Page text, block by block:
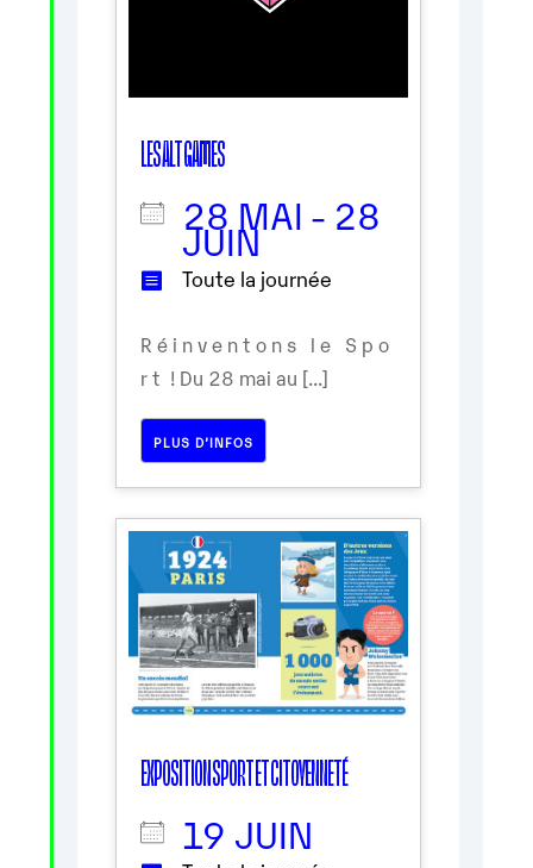
LES ALT GAMES
28 MAI - 28
JUIN
Toute la journée
R é i n v e n t o n s l e S p o
r t ! Du 28 mai au [...]
PLUS D’INFOS
EXPOSITION SPORT ET CITOYENNETÉ
19 JUIN